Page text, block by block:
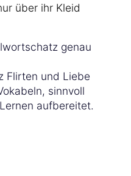
über ihr Kleid
genau
Flirten und Liebe
sinnvoll
aufbereitet.